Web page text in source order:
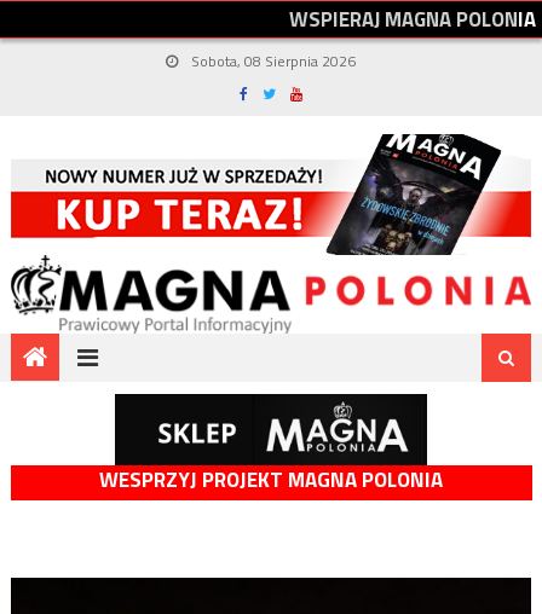
WSPIERAJMAGNAPOLONIA
Sobota, 08 Sierpnia 2026
WESPRZYJ PROJEKT MAGNA POLONIA